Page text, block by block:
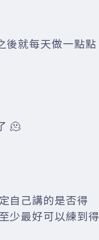
後就每天做一點點
🫠
自己講的是否得
少最好可以練到得